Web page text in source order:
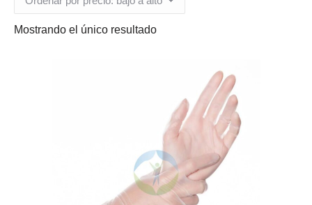
Mostrando el único resultado